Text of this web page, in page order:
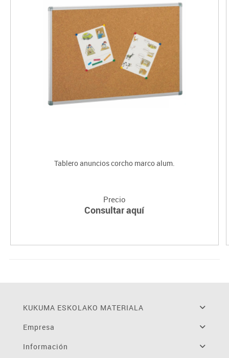
Tablero anuncios corcho marco alum.
Precio
Consultar aquí
KUKUMA ESKOLAKO MATERIALA
Empresa
Información